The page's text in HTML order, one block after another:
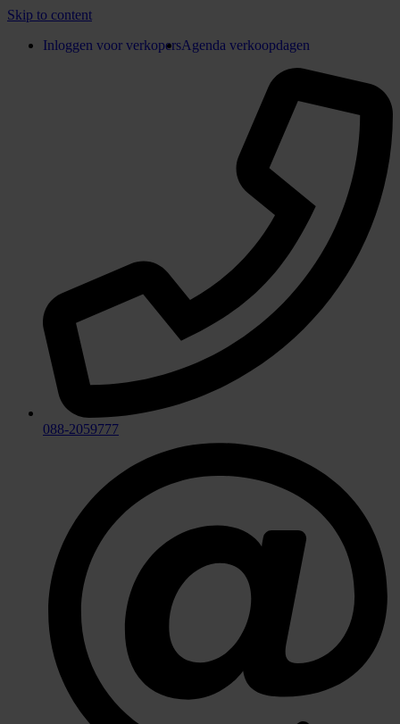
Skip to content
Inloggen voor verkopersAgenda verkoopdagen
088-2059777